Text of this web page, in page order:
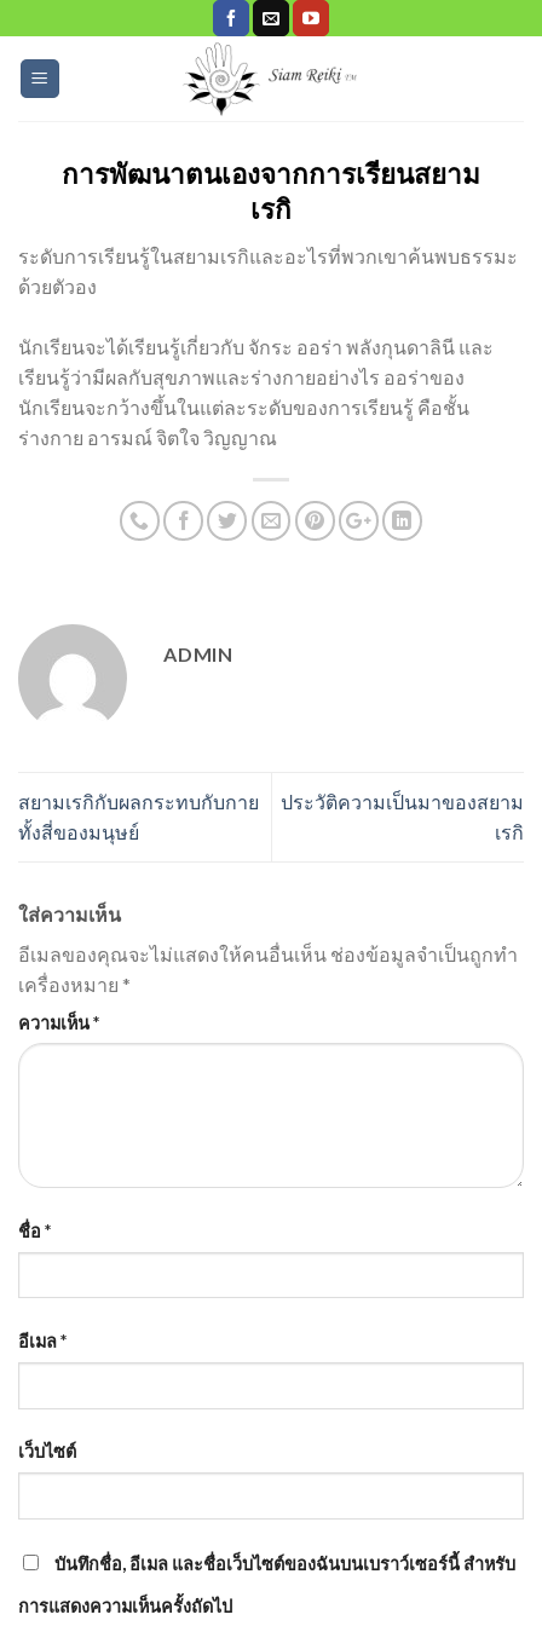
to
content
การพัฒนาตนเองจากการเรียนสยาม
เรกิ
ระดับการเรียนรู้ในสยามเรกิและอะไรที่พวกเขาค้นพบธรรมะ
ด้วยตัวอง
นักเรียนจะได้เรียนรู้เกี่ยวกับ จักระ ออร่า พลังกุนดาลินี และ
เรียนรู้ว่ามีผลกับสุขภาพและร่างกายอย่างไร ออร่าของ
นักเรียนจะกว้างขึ้นในแต่ละระดับของการเรียนรู้ คือชั้น
ร่างกาย อารมณ์ จิตใจ วิญญาณ
ADMIN
สยามเรกิกับผลกระทบกับกาย
ทั้งสี่ของมนุษย์
ประวัติความเป็นมาของสยาม
เรกิ
ใส่ความเห็น
อีเมลของคุณจะไม่แสดงให้คนอื่นเห็น ช่องข้อมูลจำเป็นถูกทำ
เครื่องหมาย *
ความเห็น*
ชื่อ *
อีเมล*
เว็บไซต์
บันทึกชื่อ, อีเมล และชื่อเว็บไซต์ของฉันบนเบราว์เซอร์นี้ สำหรับ
การแสดงความเห็นครั้งถัดไป